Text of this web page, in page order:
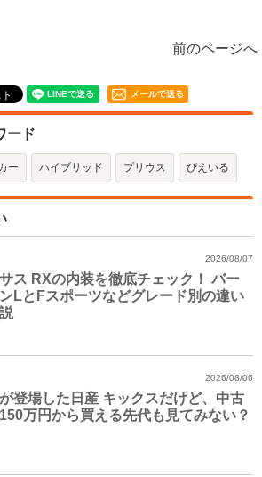
前のページへ
メールで送る
ード
ー ハイブリッド プリウス ぴえいる
ス RXの内装を徹底チェック！ バー
LとFスポーツなどグレード別の違い
2026/08/07
登場した日産 キックスだけど、中古
万円から買える先代も見てみない？
2026/08/06